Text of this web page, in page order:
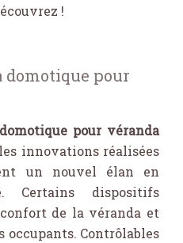
!
domotique pour
domotique pour véranda
innovations réalisées
un nouvel élan en
Certains dispositifs
de la véranda et
occupants. Contrôlables